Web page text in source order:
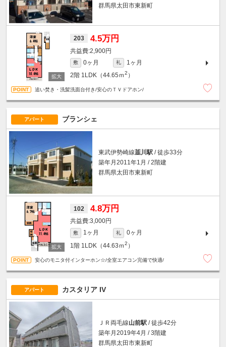
群馬県太田市東新町
203 4.5万円
2,900円
敷 0ヶ月 礼
1ヶ月
2階 1LDK（44.65ｍ2 ）
追い焚き・洗髪洗面台付き/安心のＴＶドアホン/
アパート ブランシェ
東武伊勢崎線韮川駅 / 徒歩33分
築年月2011年1月 / 2階建
群馬県太田市東新町
102 4.8万円
3,000円
敷 1ヶ月 礼
0ヶ月
1階 1LDK（44.63ｍ2 ）
安心のモニタ付インターホン☆/全室エアコン完備で快適/
アパート カスタリア IV
ＪＲ両毛線山前駅 / 徒歩42分
築年月2019年4月 / 3階建
群馬県太田市東新町